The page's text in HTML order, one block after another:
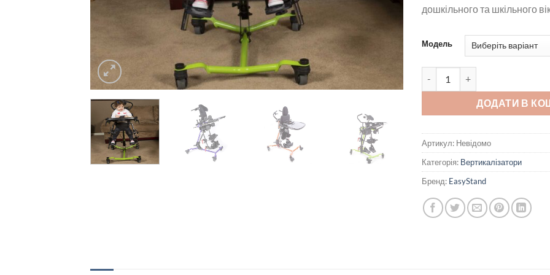
дошкільного та шкільного
Модель
ДОДАТИ В
Артикул: Невідомо
Категорія: Вертикалізатори
Бренд: EasyStand